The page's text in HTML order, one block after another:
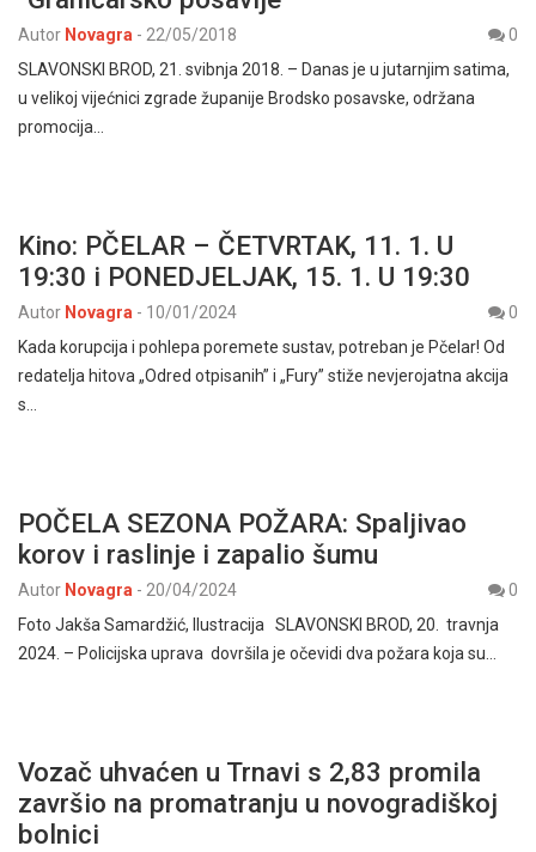
Autor Novagra - 22/05/2018
0
SLAVONSKI BROD, 21. svibnja 2018. – Danas je u jutarnjim satima,
u velikoj vijećnici zgrade županije Brodsko posavske, održana
promocija…
Kino: PČELAR – ČETVRTAK, 11. 1. U
19:30 i PONEDJELJAK, 15. 1. U 19:30
Autor Novagra - 10/01/2024
0
Kada korupcija i pohlepa poremete sustav, potreban je Pčelar! Od
redatelja hitova „Odred otpisanih” i „Fury” stiže nevjerojatna akcija
s…
POČELA SEZONA POŽARA: Spaljivao
korov i raslinje i zapalio šumu
Autor Novagra - 20/04/2024
0
Foto Jakša Samardžić, Ilustracija SLAVONSKI BROD, 20. travnja
2024. – Policijska uprava dovršila je očevidi dva požara koja su…
Vozač uhvaćen u Trnavi s 2,83 promila
završio na promatranju u novogradiškoj
bolnici